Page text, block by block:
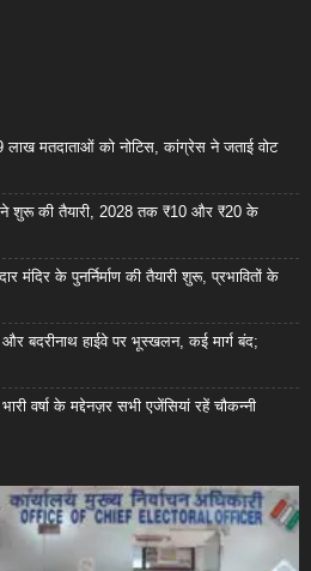
मतदाताओं को नोटिस, कांग्रेस ने जताई वोट
शुरू की तैयारी, 2028 तक ₹10 और ₹20 के
मंदिर के पुनर्निर्माण की तैयारी शुरू, प्रभावितों के
बदरीनाथ हाईवे पर भूस्खलन, कई मार्ग बंद;
वर्षा के मद्देनज़र सभी एजेंसियां रहें चौकन्नी